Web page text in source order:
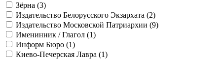
Зёрна (3)
Издательство Белорусского Экзархата (2)
Издательство Московской Патриархии (9)
Именинник / Глагол (1)
Информ Бюро (1)
Киево-Печерская Лавра (1)